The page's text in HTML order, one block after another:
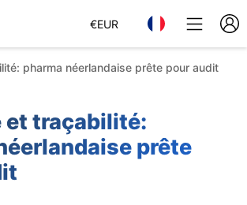
€EUR
pharma néerlandaise prête pour audit
et traçabilité:
prête